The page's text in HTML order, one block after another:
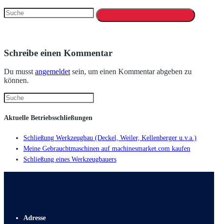
Schreibe einen Kommentar
Du musstangemeldetsein, um einen Kommentar abgeben zu
können.
Aktuelle Betriebsschließungen
Schließung Werkzeugbau (Deckel, Weiler, Kellenberger u.v.a.)
Meine Gebrauchtmaschinen auf machinesmarket.com kaufen
Schließung eines Werkzeugbauers
Adresse